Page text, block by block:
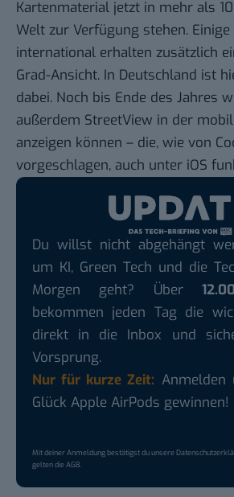
Kartenmaterial jetzt in mehr als
Welt zur Verfügung stehen. Einige
international erhalten zusätzlich
Grad-Ansicht. In Deutschland ist
dabei. Noch bis Ende des Jahres
außerdem StreetView in der
anzeigen können – die, wie von
vorgeschlagen, auch unter iOS
Du willst nicht abgehängt
um KI, Green Tech und die
Morgen geht? Über
bekommen jeden Tag die
direkt in die Inbox und
Vorsprung.
Nur für kurze Zeit:
Glück Apple AirPods gewinnen!
Mit deiner Anmeldung bestätigst du unsere
gelten dieAGB.